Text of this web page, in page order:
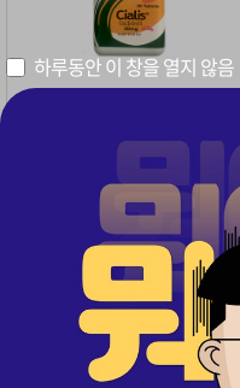
하루동안 이 창을 열지 않음
1+1 이벤트 적용 2병(60정)
4,881
56% 358,000
159,000원
센트립 20mg 1+1 2박스(20매)
1+1